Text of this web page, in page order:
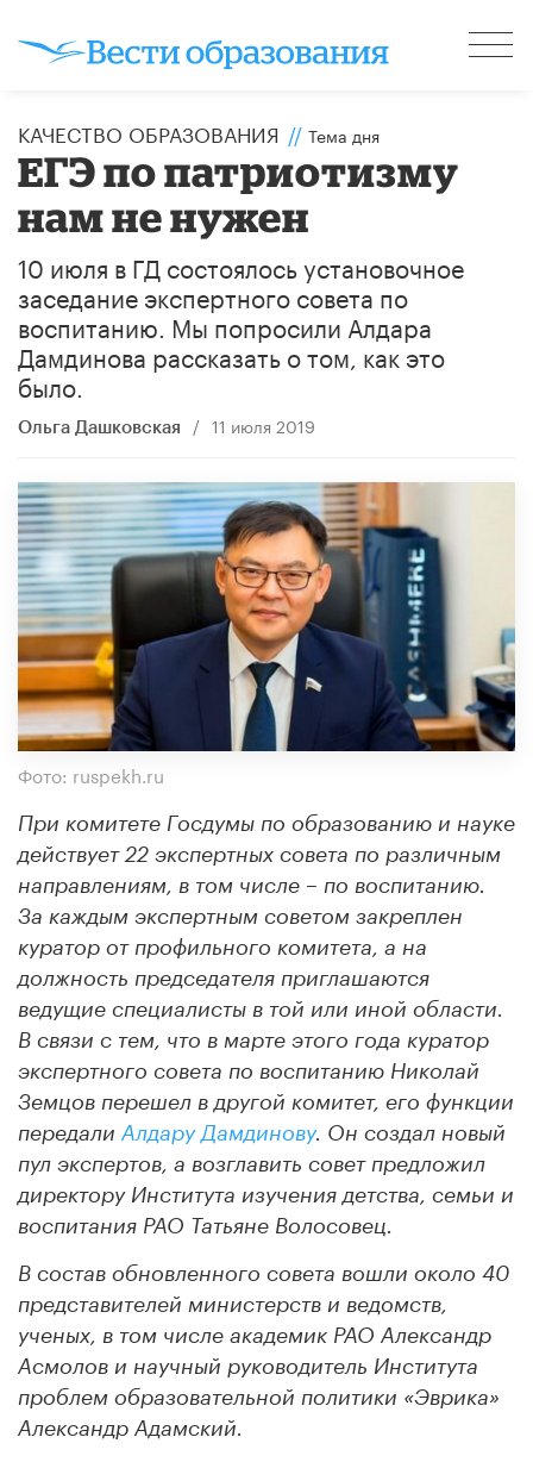
КАЧЕСТВО ОБРАЗОВАНИЯ // Тема дня
ЕГЭ по патриотизму
нам не нужен
10 июля в ГД состоялось установочное
заседание экспертного совета по
воспитанию. Мы попросили Алдара
Дамдинова рассказать о том, как это
было.
Ольга Дашковская / 11 июля 2019
Фото: ruspekh.ru
При комитете Госдумы по образованию и науке
действует 22 экспертных совета по различным
направлениям, в том числе – по воспитанию.
За каждым экспертным советом закреплен
куратор от профильного комитета, а на
должность председателя приглашаются
ведущие специалисты в той или иной области.
В связи с тем, что в марте этого года куратор
экспертного совета по воспитанию Николай
Земцов перешел в другой комитет, его функции
передали Алдару Дамдинову. Он создал новый
пул экспертов, а возглавить совет предложил
директору Института изучения детства, семьи и
воспитания РАО Татьяне Волосовец.
В состав обновленного совета вошли около 40
представителей министерств и ведомств,
ученых, в том числе академик РАО Александр
Асмолов и научный руководитель Института
проблем образовательной политики «Эврика»
Александр Адамский.